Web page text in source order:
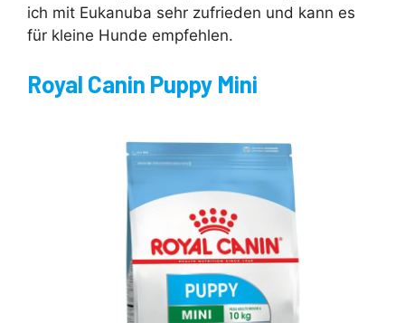
ich mit Eukanuba sehr zufrieden und kann es
für kleine Hunde empfehlen.
Royal Canin Puppy Mini